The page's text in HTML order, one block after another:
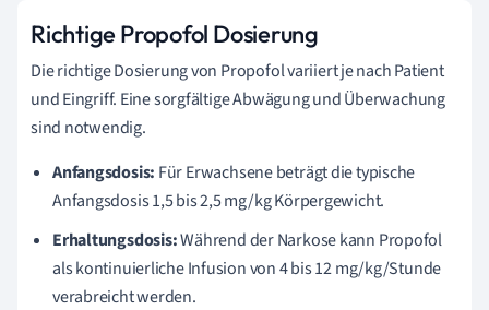
Richtige Propofol Dosierung
Die richtige Dosierung von Propofol variiert je nach Patient
und Eingriff. Eine sorgfältige Abwägung und Überwachung
sind notwendig.
Anfangsdosis: Für Erwachsene beträgt die typische
Anfangsdosis 1,5 bis 2,5 mg/kg Körpergewicht.
Erhaltungsdosis:Während der Narkose kann Propofol
als kontinuierliche Infusion von 4 bis 12 mg/kg/Stunde
verabreicht werden.